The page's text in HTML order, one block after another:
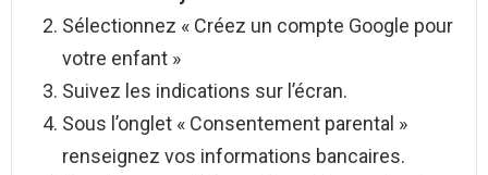
Sélectionnez « Créez un compte Google pour
votre enfant »
Suivez les indications sur l’écran.
Sous l’onglet « Consentement parental »
renseignez vos informations bancaires.